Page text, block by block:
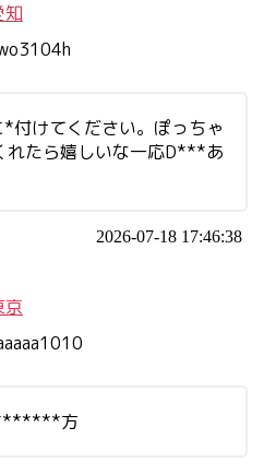
知
付けてください。ぽっちゃ
れたら嬉しいな一応D***あ
2026-07-18 17:46:38
京
方